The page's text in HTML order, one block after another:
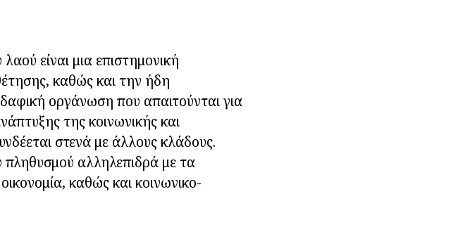
είναι μια επιστημονική
καθώς και την ήδη
οργάνωση που απαιτούνται για
της κοινωνικής και
στενά με άλλους κλάδους.
πληθυσμού αλληλεπιδρά με τα
καθώς και κοινωνικο-